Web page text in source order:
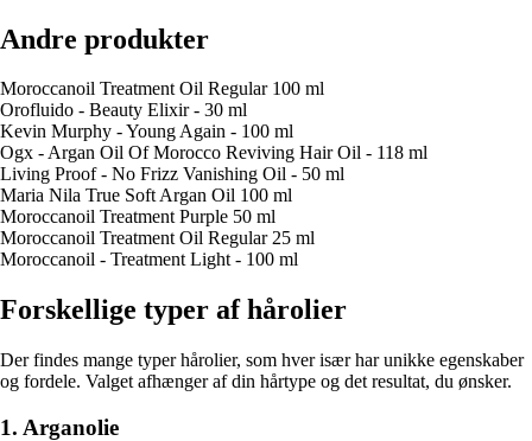
Andre produkter
Moroccanoil Treatment Oil Regular 100 ml
Orofluido - Beauty Elixir - 30 ml
Kevin Murphy - Young Again - 100 ml
Ogx - Argan Oil Of Morocco Reviving Hair Oil - 118 ml
Living Proof - No Frizz Vanishing Oil - 50 ml
Maria Nila True Soft Argan Oil 100 ml
Moroccanoil Treatment Purple 50 ml
Moroccanoil Treatment Oil Regular 25 ml
Moroccanoil - Treatment Light - 100 ml
Forskellige typer af hårolier
Der findes mange typer hårolier, som hver især har unikke egenskaber
og fordele. Valget afhænger af din hårtype og det resultat, du ønsker.
1. Arganolie